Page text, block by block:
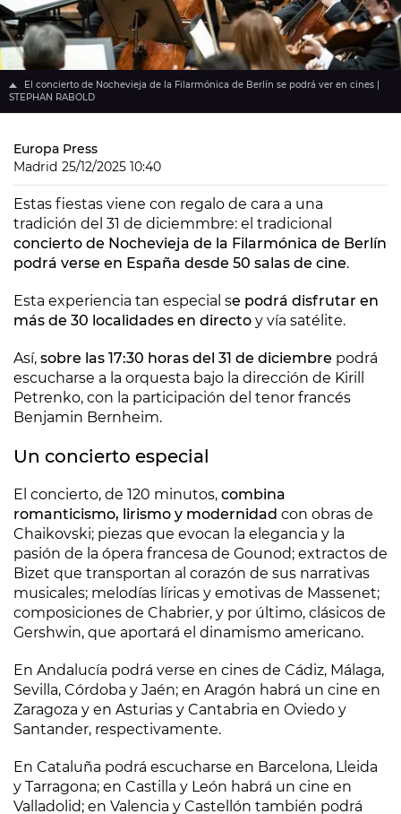
El concierto de Nochevieja de la Filarmónica de Berlín se podrá ver en cines |
STEPHAN RABOLD
Europa Press
Madrid 25/12/2025 10:40
Estas fiestas viene con regalo de cara a una
tradición del 31 de diciemmbre: el tradicional
concierto de Nochevieja de la Filarmónica de Berlín
podrá verse en España desde 50 salas de cine.
Esta experiencia tan especial se podrá disfrutar en
más de 30 localidades en directo y vía satélite.
Así, sobre las 17:30 horas del 31 de diciembre podrá
escucharse a la orquesta bajo la dirección de Kirill
Petrenko, con la participación del tenor francés
Benjamin Bernheim.
Un concierto especial
El concierto, de 120 minutos, combina
romanticismo, lirismo y modernidad con obras de
Chaikovski; piezas que evocan la elegancia y la
pasión de la ópera francesa de Gounod; extractos de
Bizet que transportan al corazón de sus narrativas
musicales; melodías líricas y emotivas de Massenet;
composiciones de Chabrier, y por último, clásicos de
Gershwin, que aportará el dinamismo americano.
En Andalucía podrá verse en cines de Cádiz, Málaga,
Sevilla, Córdoba y Jaén; en Aragón habrá un cine en
Zaragoza y en Asturias y Cantabria en Oviedo y
Santander, respectivamente.
En Cataluña podrá escucharse en Barcelona, Lleida
y Tarragona; en Castilla y León habrá un cine en
Valladolid; en Valencia y Castellón también podrá